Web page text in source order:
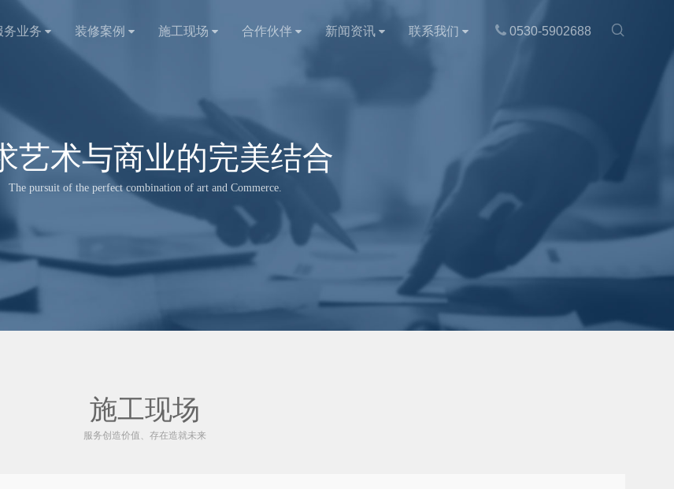

务业务 装修案例 施工现场 合作伙伴 新闻资讯 联系我们 0530-5902688
艺术与商业的完美结合
The pursuit of the perfect combination of art and Commerce.
施工现场
服务创造价值、存在造就未来